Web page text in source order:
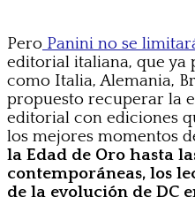
Pero Panini no se
editorial italiana, que ya
como Italia, Alemania,
propuesto recuperar la
editorial con ediciones
los mejores momentos
la Edad de Oro hasta
contemporáneas, los
de la evolución de DC